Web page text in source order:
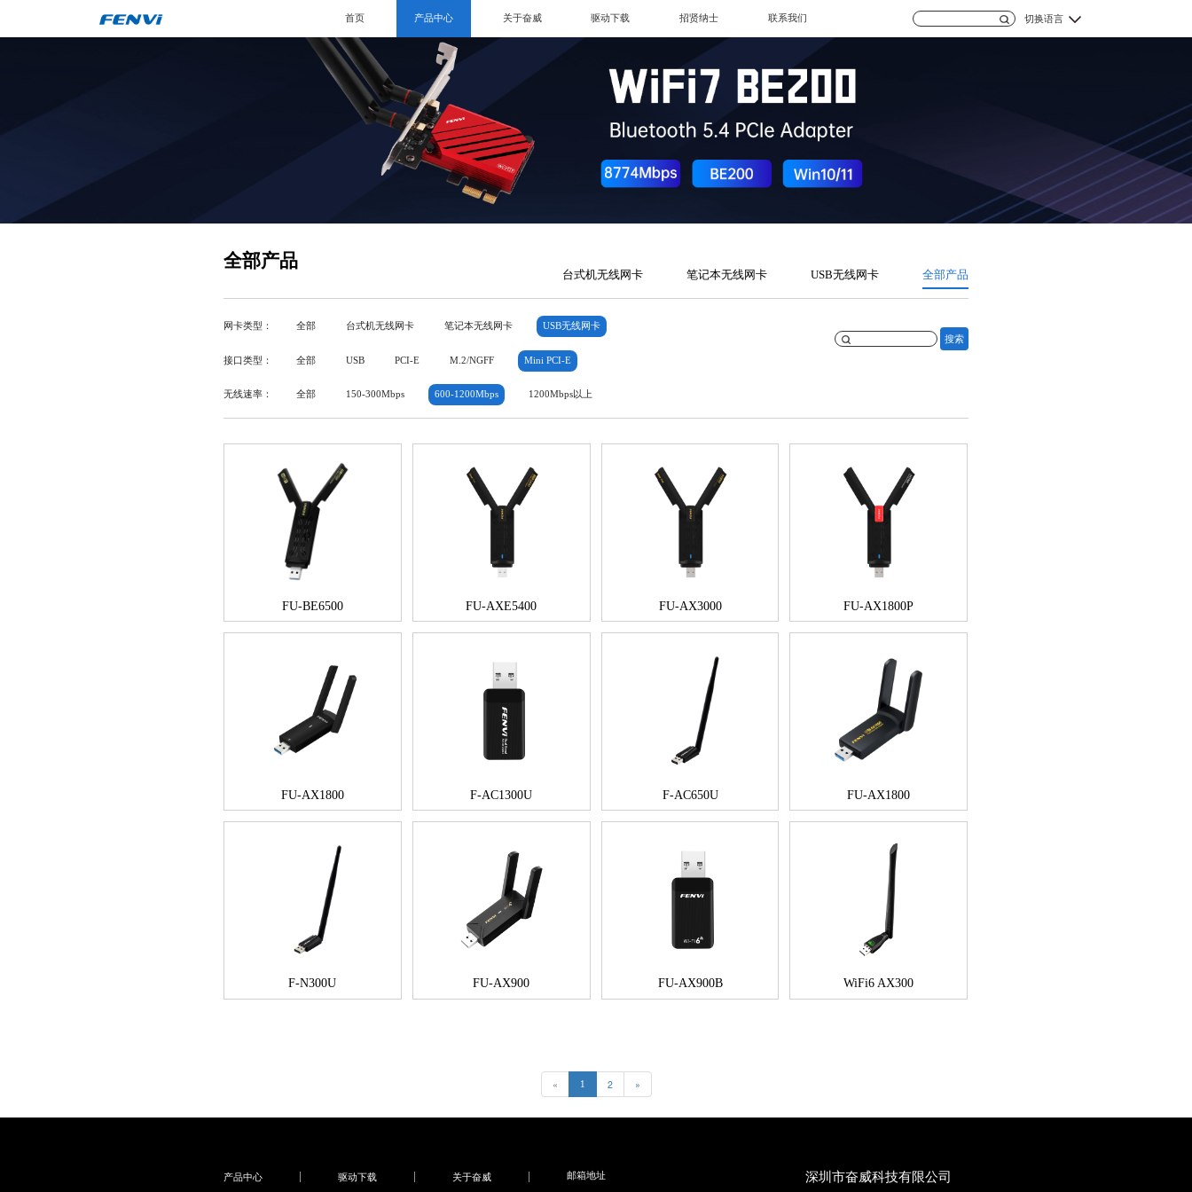
首页 产品中心 关于奋威 驱动下载 招贤纳士 联系我们 切换语言
全部产品
台式机无线网卡 笔记本无线网卡 USB无线网卡 全部产品
网卡类型： 全部 台式机无线网卡 笔记本无线网卡 USB无线网卡
搜索
接口类型： 全部 USB PCI-E M.2/NGFF Mini PCI-E
无线速率： 全部 150-300Mbps 600-1200Mbps 1200Mbps以上
FU-BE6500 FU-AXE5400 FU-AX3000 FU-AX1800P
FU-AX1800 F-AC1300U F-AC650U FU-AX1800
F-N300U FU-AX900 FU-AX900B WiFi6 AX300
« 1 2 »
产品中心 驱动下载 关于奋威 邮箱地址 深圳市奋威科技有限公司